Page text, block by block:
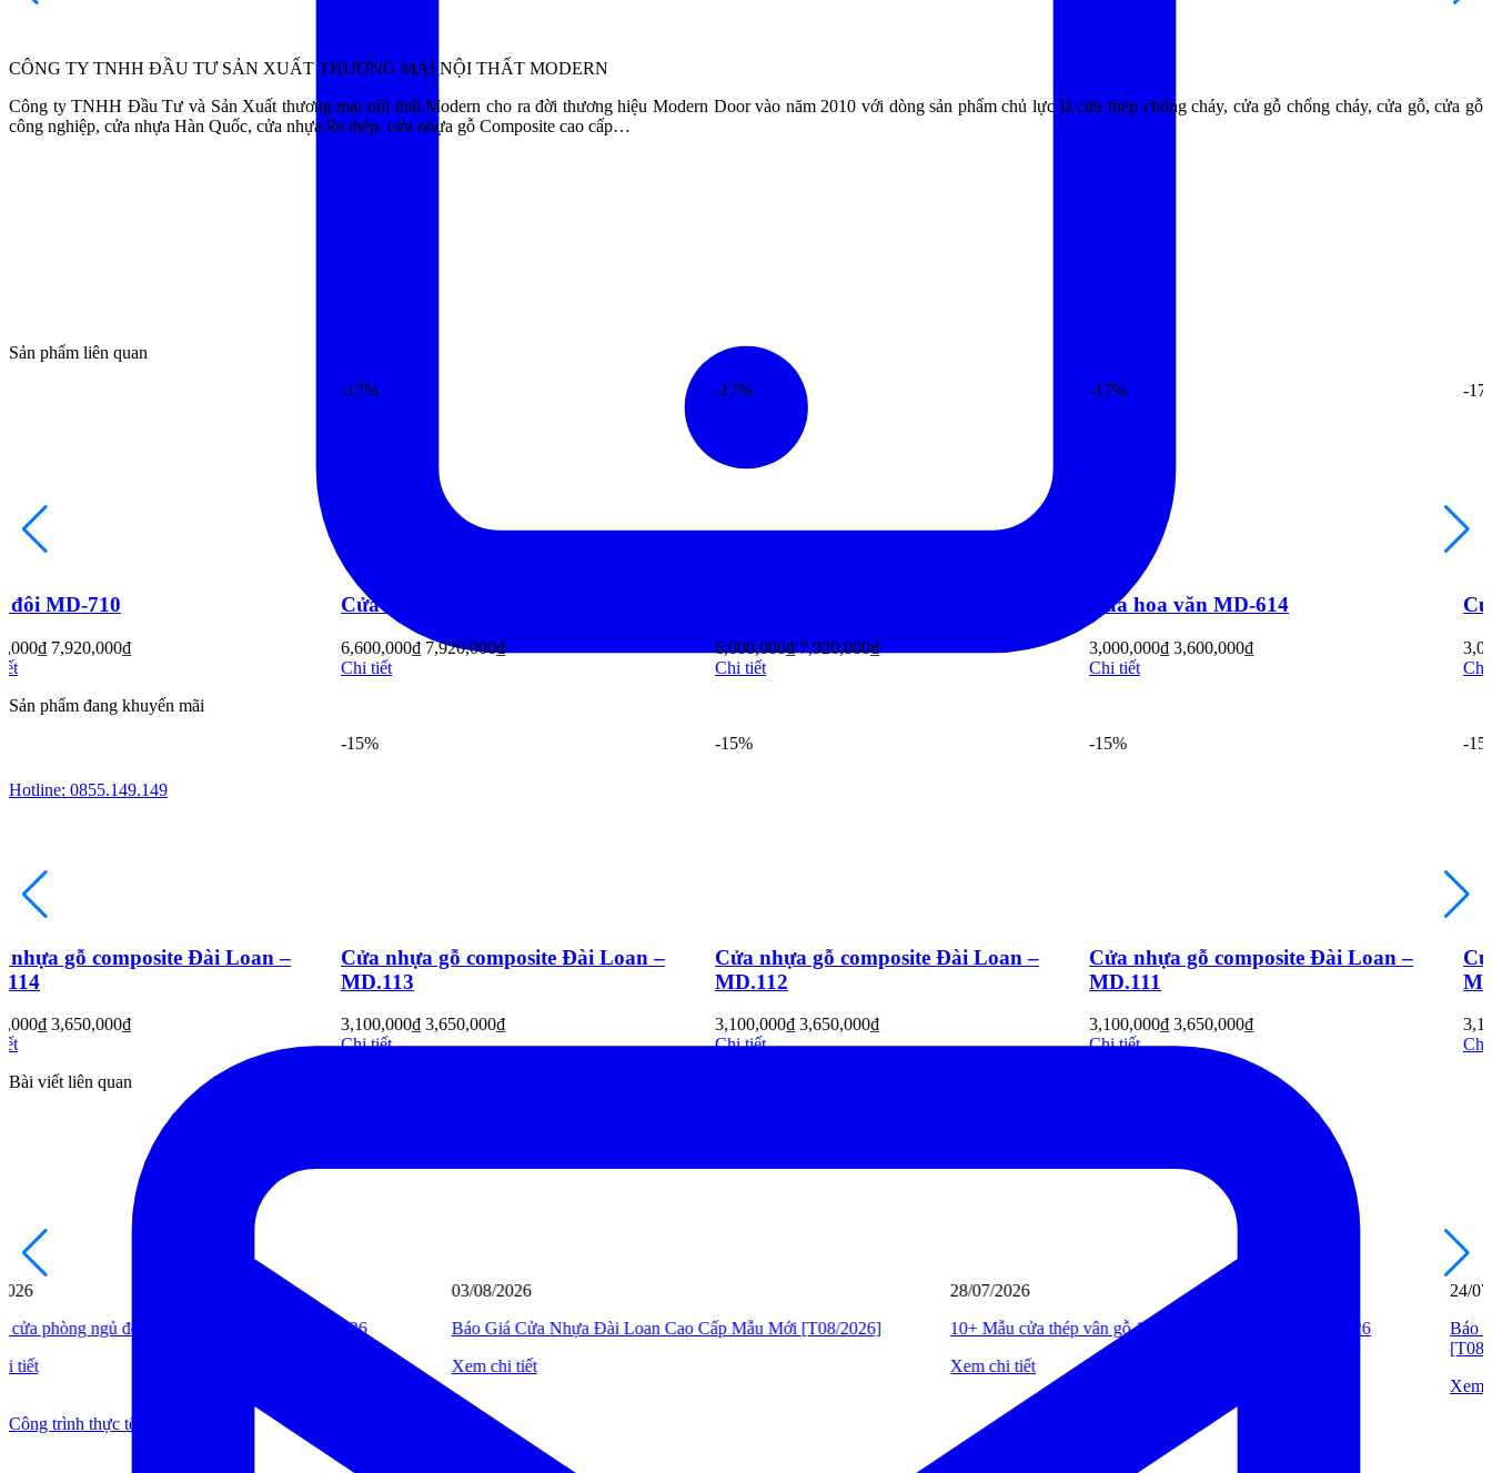
Hotline: 0855.149.149
CÔNG TY TNHH ĐẦU TƯ SẢN XUẤT THƯƠNG MẠI NỘI THẤT MODERN
Công ty TNHH Đầu Tư và Sản Xuất thương mại nội thất Modern cho ra đời thương hiệu Modern Door vào năm 2010 với dòng sản phẩm chủ lực là cửa thép chống cháy, cửa gỗ chống cháy, cửa gỗ, cửa gỗ
công nghiệp, cửa nhựa Hàn Quốc, cửa nhựa lõi thép, cửa nhựa gỗ Composite cao cấp…
Sản phẩm liên quan
Cửa đôi MD-523
6,600,000₫ 7,920,000
Chi tiết
6,600,000₫ 7,920,000
Chi tiết
3,000,000₫ 3,600,000
Chi tiết
Cửa hoa văn MD-613
3,000,000₫ 3,600,000
Chi tiết
Sản phẩm đang khuyến mãi
Cửa nhựa gỗ composite Đài Loan –
MD.113
3,100,000₫ 3,650,000
Chi tiết
Cửa nhựa gỗ composite Đài Loan –
MD.112
3,100,000₫ 3,650,000
Chi tiết
Cửa nhựa gỗ composite Đài Loan –
MD.111
3,100,000₫ 3,650,000
Chi tiết
Cửa nhựa gỗ composite Đài Loan –
MD.110
3,100,000₫ 3,650,000
Chi tiết
Bài viết liên quan
03/08/2026
Báo Giá Cửa Nhựa Đài Loan Cao Cấp Mẫu Mới [T08/2026]
Xem chi tiết
28/07/2026
10+ Mẫu cửa thép vân gỗ 1 cánh đẹp được ưa chuộng 2026
Xem chi tiết
24/07/2026
Báo Giá Cửa Nhựa Giả Gỗ Composite Cao Cấp Mới Nhất
Xem chi tiết
Công trình thực tế